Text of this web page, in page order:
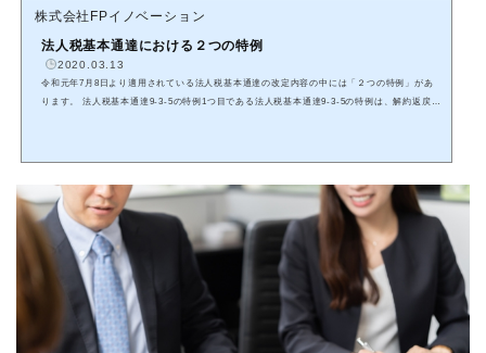
株式会社FPイノベーション
法人税基本通達における２つの特例
2020.03.13
令和元年7月8日より適用されている法人税基本通達の改定内容の中には「２つの特例」があ
ります。 法人税基本通達9-3-5の特例1つ目である法人税基本通達9-3-5の特例は、解約返戻金